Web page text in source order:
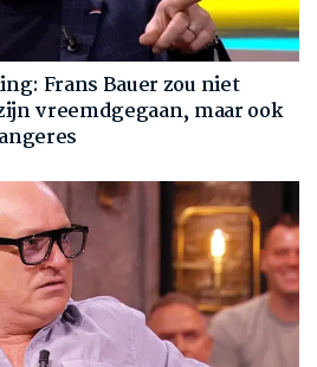
Frans Bauer zou niet
vreemdgegaan, maar ook